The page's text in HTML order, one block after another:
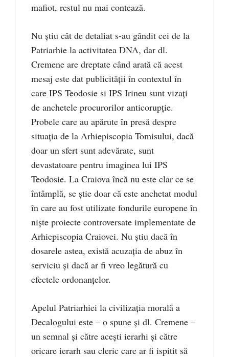
mafiot, restul nu mai contează.
Nu știu cât de detaliat s-au gândit cei de la
Patriarhie la activitatea DNA, dar dl.
Cremene are dreptate când arată că acest
mesaj este dat publicității în contextul în
care IPS Teodosie si IPS Irineu sunt vizați
de anchetele procurorilor anticorupție.
Probele care au apărute în presă despre
situația de la Arhiepiscopia Tomisului, dacă
doar un sfert sunt adevărate, sunt
devastatoare pentru imaginea lui IPS
Teodosie. La Craiova încă nu este clar ce se
întâmplă, se știe doar că este anchetat modul
în care au fost utilizate fondurile europene în
niște proiecte controversate implementate de
Arhiepiscopia Craiovei. Nu știu dacă în
dosarele astea, există acuzația de abuz în
serviciu și dacă ar fi vreo legătură cu
efectele ordonanțelor.
Apelul Patriarhiei la civilizația morală a
Decalogului este – o spune și dl. Cremene –
un semnal și către acești ierarhi și către
oricare ierarh sau cleric care ar fi ispitit să